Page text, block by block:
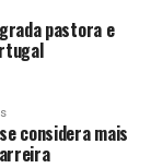
pastora e
considera mais